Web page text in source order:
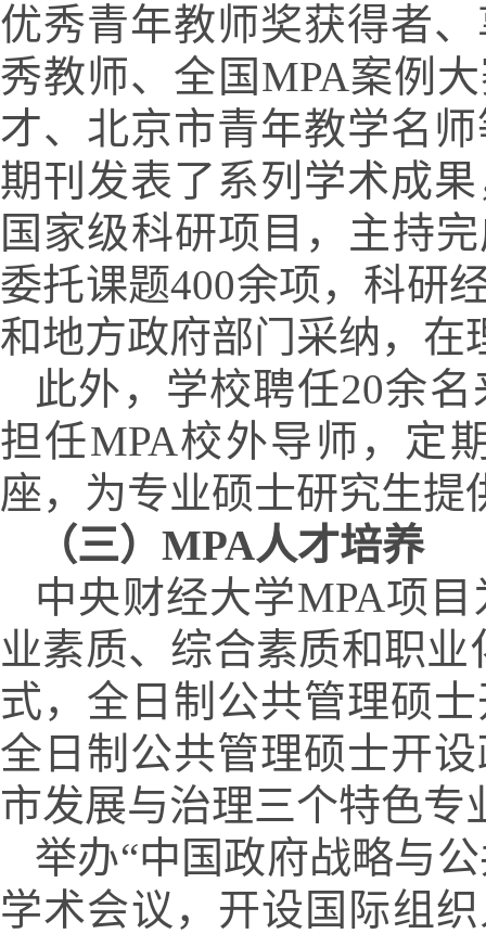
优秀青年教师奖获得者
秀教师、全国MPA案例
才、北京市青年教学名
期刊发表了系列学术成
国家级科研项目，主持
委托课题400余项，科研
和地方政府部门采纳，在
此外，学校聘任20余名
担任MPA校外导师，定
座，为专业硕士研究生
（三） MPA人才培养
中央财经大学MPA项目
业素质、综合素质和职
式， 全日制公共管理硕
全日制公共管理硕士开
市发展与治理三个特色专
举办“中国政府战略与
学术会议，开设国际组